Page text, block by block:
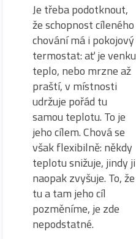
Je třeba podotknout,
že schopnost cíleného
chování má i pokojový
termostat: ať je venku
teplo, nebo mrzne až
praští, v místnosti
udržuje pořád tu
samou teplotu. To je
jeho cílem. Chová se
však flexibilně: někdy
teplotu snižuje, jindy ji
naopak zvyšuje. To, že
tu a tam jeho cíl
pozměníme, je zde
nepodstatné.